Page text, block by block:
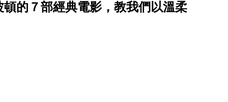
的７部經典電影，教我們以溫柔